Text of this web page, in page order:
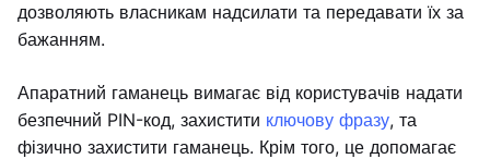
дозволяють власникам надсилати та передавати їх за
бажанням.
Апаратний гаманець вимагає від користувачів надати
безпечний PIN-код, захистити ключову фразу, та
фізично захистити гаманець. Крім того, це допомагає